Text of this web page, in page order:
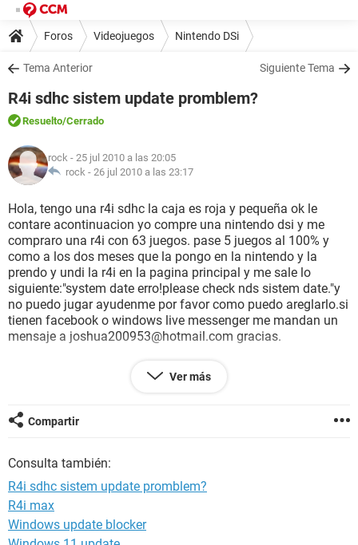
Foros Videojuegos Nintendo DSi
Tema Anterior Siguiente Tema
R4i sdhc sistem update promblem?
Resuelto/Cerrado
rock - 25 jul 2010 a las 20:05
rock - 26 jul 2010 a las 23:17
Hola, tengo una r4i sdhc la caja es roja y pequeña ok le
contare acontinuacion yo compre una nintendo dsi y me
compraro una r4i con 63 juegos. pase 5 juegos al 100% y
como a los dos meses que la pongo en la nintendo y la
prendo y undi la r4i en la pagina principal y me sale lo
siguiente:"system date erro!please check nds sistem date."y
no puedo jugar ayudenme por favor como puedo areglarlo.si
tienen facebook o windows live messenger me mandan un
mensaje a joshua200953@hotmail.com gracias.
Ver más
Compartir
Consulta también:
R4i sdhc sistem update promblem?
R4i max
Windows update blocker